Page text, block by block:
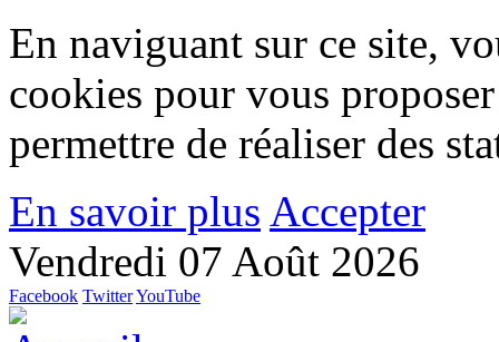
En naviguant sur ce site,
cookies pour vous
permettre de réaliser des
En savoir plus Accepter
Vendredi 07 Août 2026
Facebook TwitterYouTube